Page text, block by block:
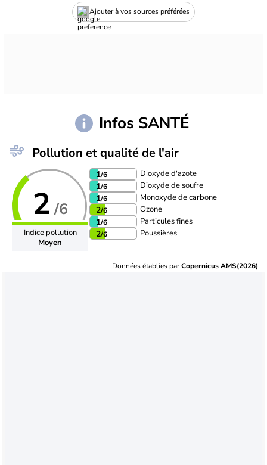
Ajouter à vos sources préférées
Infos SANTÉ
Pollution et qualité de l'air
2 /6
Indice pollution
Moyen
1/6 Dioxyde d'azote
1/6 Dioxyde de soufre
1/6 Monoxyde de carbone
2/6 Ozone
1/6 Particules fines
2/6 Poussières
Données établies parCopernicus AMS(2026)